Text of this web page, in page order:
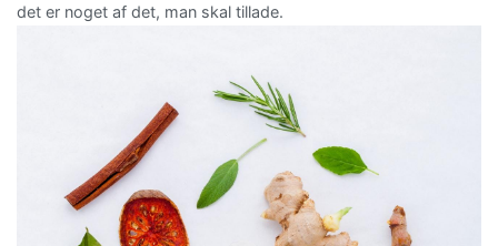
det er noget af det, man skal tillade.